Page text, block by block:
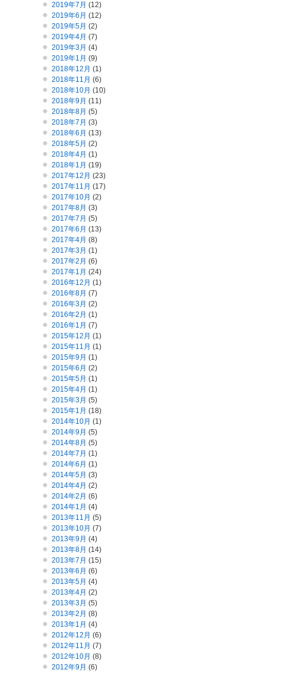
2019年7月 (12)
2019年6月 (12)
2019年5月 (2)
2019年4月 (7)
2019年3月 (4)
2019年1月 (9)
2018年12月 (1)
2018年11月 (6)
2018年10月 (10)
2018年9月 (11)
2018年8月 (5)
2018年7月 (3)
2018年6月 (13)
2018年5月 (2)
2018年4月 (1)
2018年1月 (19)
2017年12月 (23)
2017年11月 (17)
2017年10月 (2)
2017年8月 (3)
2017年7月 (5)
2017年6月 (13)
2017年4月 (8)
2017年3月 (1)
2017年2月 (6)
2017年1月 (24)
2016年12月 (1)
2016年8月 (7)
2016年3月 (2)
2016年2月 (1)
2016年1月 (7)
2015年12月 (1)
2015年11月 (1)
2015年9月 (1)
2015年6月 (2)
2015年5月 (1)
2015年4月 (1)
2015年3月 (5)
2015年1月 (18)
2014年10月 (1)
2014年9月 (5)
2014年8月 (5)
2014年7月 (1)
2014年6月 (1)
2014年5月 (3)
2014年4月 (2)
2014年2月 (6)
2014年1月 (4)
2013年11月 (5)
2013年10月 (7)
2013年9月 (4)
2013年8月 (14)
2013年7月 (15)
2013年6月 (6)
2013年5月 (4)
2013年4月 (2)
2013年3月 (5)
2013年2月 (8)
2013年1月 (4)
2012年12月 (6)
2012年11月 (7)
2012年10月 (8)
2012年9月 (6)